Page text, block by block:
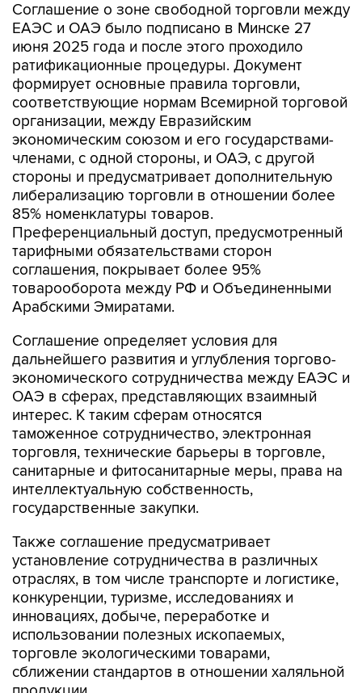
Соглашение о зоне свободной торговли между
ЕАЭС и ОАЭ было подписано в Минске 27
июня 2025 года и после этого проходило
ратификационные процедуры. Документ
формирует основные правила торговли,
соответствующие нормам Всемирной торговой
организации, между Евразийским
экономическим союзом и его государствами-
членами, с одной стороны, и ОАЭ, с другой
стороны и предусматривает дополнительную
либерализацию торговли в отношении более
85% номенклатуры товаров.
Преференциальный доступ, предусмотренный
тарифными обязательствами сторон
соглашения, покрывает более 95%
товарооборота между РФ и Объединенными
Арабскими Эмиратами.
Соглашение определяет условия для
дальнейшего развития и углубления торгово-
экономического сотрудничества между ЕАЭС и
ОАЭ в сферах, представляющих взаимный
интерес. К таким сферам относятся
таможенное сотрудничество, электронная
торговля, технические барьеры в торговле,
санитарные и фитосанитарные меры, права на
интеллектуальную собственность,
государственные закупки.
Также соглашение предусматривает
установление сотрудничества в различных
отраслях, в том числе транспорте и логистике,
конкуренции, туризме, исследованиях и
инновациях, добыче, переработке и
использовании полезных ископаемых,
торговле экологическими товарами,
сближении стандартов в отношении халяльной